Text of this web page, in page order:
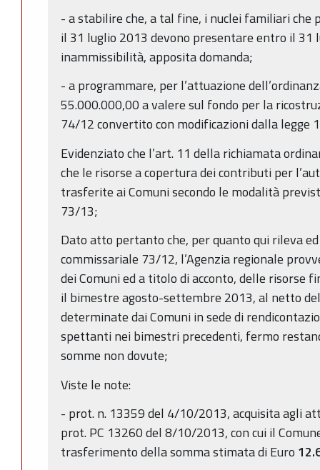
- a stabilire che, a tal fine, i nuclei familiari
il 31 luglio 2013 devono presentare entro il 31
inammissibilità, apposita domanda;
- a programmare, per l’attuazione
55.000.000,00 a valere sul fondo per la
74/12 convertito con modificazioni dalla legge
Evidenziato che l’art. 11 della richiamata
che le risorse a copertura dei contributi per
trasferite ai Comuni secondo le modalità
73/13;
Dato atto pertanto che, per quanto qui rileva
commissariale 73/12, l’Agenzia regionale
dei Comuni ed a titolo di acconto, delle risorse
il bimestre agosto-settembre 2013, al netto
determinate dai Comuni in sede di
spettanti nei bimestri precedenti, fermo
somme non dovute;
Viste le note:
- prot. n. 13359 del 4/10/2013, acquisita agli
prot. PC 13260 del 8/10/2013, con cui il
trasferimento della somma stimata di Euro